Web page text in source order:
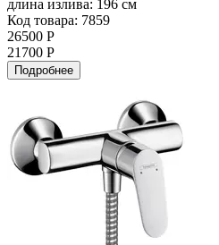
длина излива: 196 см
Код товара: 7859
26500 Р
21700 Р
Подробнее